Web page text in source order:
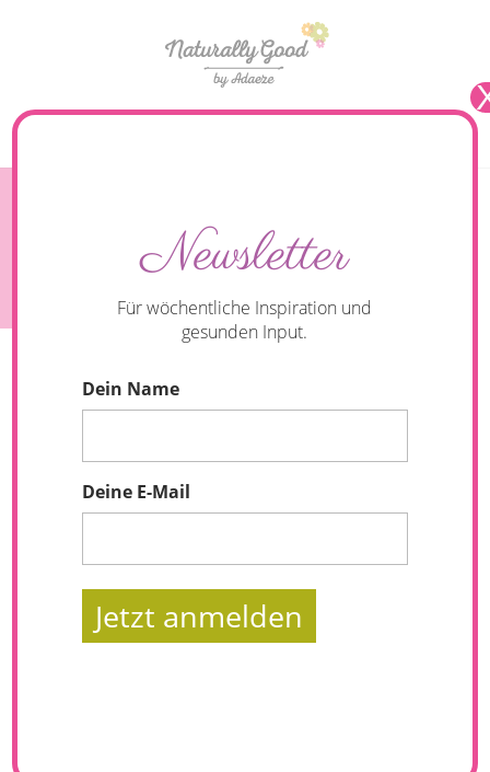
Gewürz für einen energiereichen Tag. {Rezept:
Gewürz-Porridge}Newsletter
Für wöchentliche Inspiration und
gesunden Input.
Dein Name
Deine E-Mail
Jetzt anmelden